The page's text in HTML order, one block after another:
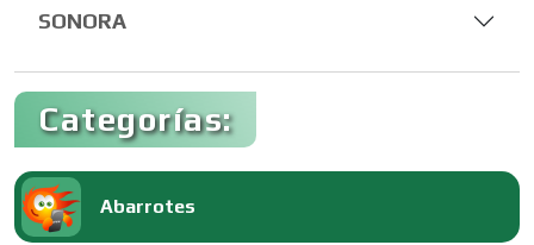
SONORA
Categorías:
Abarrotes